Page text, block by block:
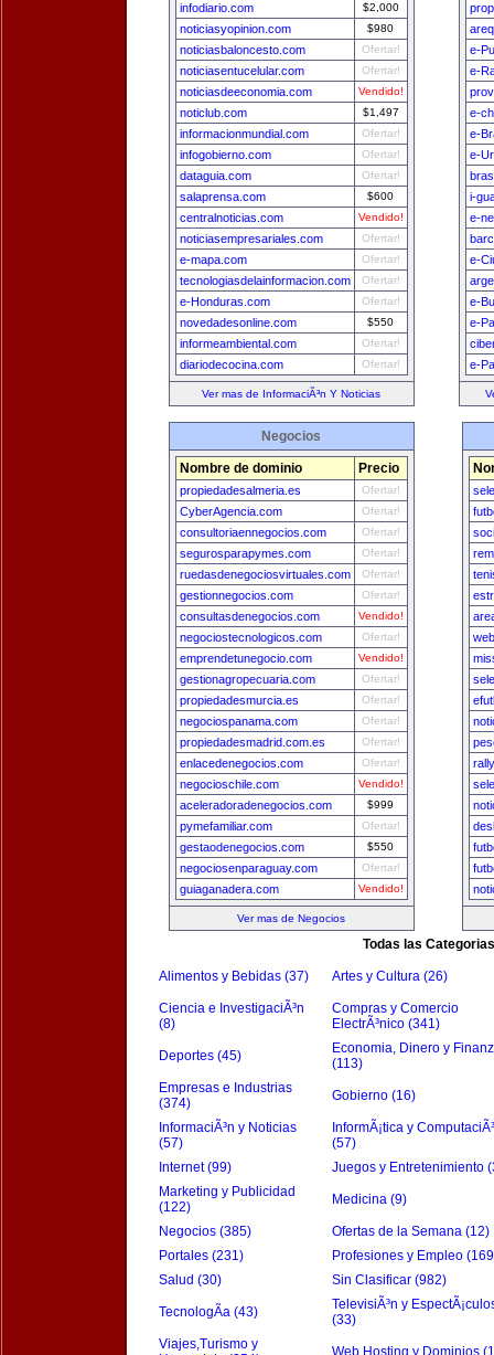
infodiario.com $2,000
noticiasyopinion.com $980
noticiasbaloncesto.com Ofertar!
noticiasentucelular.com Ofertar!
noticiasdeeconomia.com Vendido!
noticlub.com $1,497
informacionmundial.com Ofertar!
infogobierno.com Ofertar!
dataguia.com Ofertar!
salaprensa.com $600
centralnoticias.com Vendido!
noticiasempresariales.com Ofertar!
e-mapa.com Ofertar!
tecnologiasdelainformacion.com Ofertar!
e-Honduras.com Ofertar!
novedadesonline.com $550
informeambiental.com Ofertar!
diariodecocina.com Ofertar!
Ver mas de InformaciÃ³n Y Noticias
e-
e-
e-
e-
e-
i-
e-
e-
e-
e-
e-
Negocios
Nombre de dominio Precio
propiedadesalmeria.es Ofertar!
CyberAgencia.com Ofertar!
consultoriaennegocios.com Ofertar!
segurosparapymes.com Ofertar!
ruedasdenegociosvirtuales.com Ofertar!
gestionnegocios.com Ofertar!
consultasdenegocios.com Vendido!
negociostecnologicos.com Ofertar!
emprendetunegocio.com Vendido!
gestionagropecuaria.com Ofertar!
propiedadesmurcia.es Ofertar!
negociospanama.com Ofertar!
propiedadesmadrid.com.es Ofertar!
enlacedenegocios.com Ofertar!
negocioschile.com Vendido!
aceleradoradenegocios.com $999
pymefamiliar.com Ofertar!
gestaodenegocios.com $550
negociosenparaguay.com Ofertar!
guiaganadera.com Vendido!
Ver mas de Negocios
Todas las Categorias
Alimentos y Bebidas (37) Artes y Cultura (26)
Ciencia e InvestigaciÃ³n
(8)
Compras y Comercio
ElectrÃ³nico (341)
Deportes (45)
Economia, Dinero y
(113)
Empresas e Industrias
(374)
Gobierno (16)
InformaciÃ³n y Noticias
(57)
InformÃ¡tica y
(57)
Internet (99)
Juegos y Entretenimiento
Marketing y Publicidad
(122)
Medicina (9)
Negocios (385)
Ofertas de la Semana (12)
Portales (231)
Profesiones y Empleo
Salud (30)
Sin Clasificar (982)
TecnologÃ­a (43)
TelevisiÃ³n y
(33)
Viajes,Turismo y
Web Hosting y Dominios